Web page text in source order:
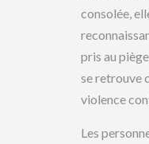
consolée,
pris au
se retrouve
violence
Les